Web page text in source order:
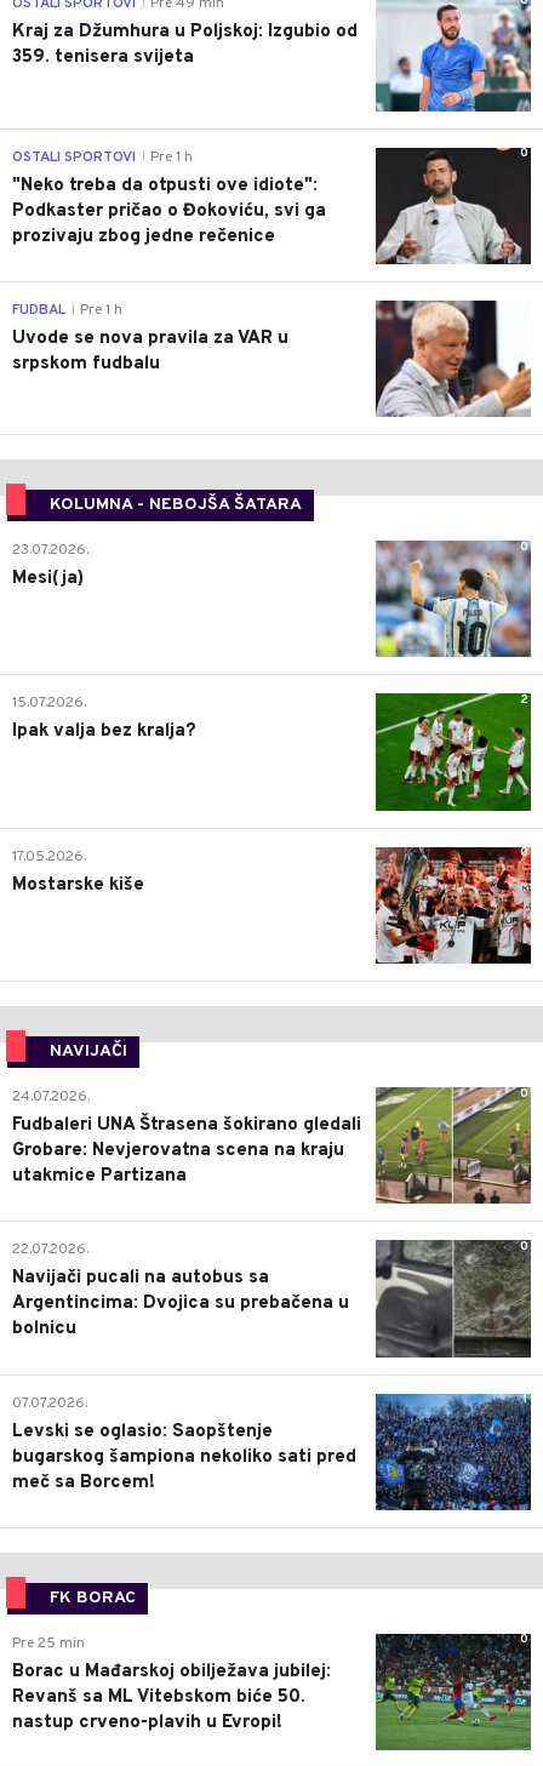
OSTALI SPORTOVI Pre 49 min
Kraj za Džumhura u Poljskoj: Izgubio od
359. tenisera svijeta
0
OSTALI SPORTOVI Pre 1 h
"Neko treba da otpusti ove idiote":
Podkaster pričao o Đokoviću, svi ga
prozivaju zbog jedne rečenice
FUDBAL Pre 1 h
Uvode se nova pravila za VAR u
srpskom fudbalu
KOLUMNA - NEBOJŠA ŠATARA
0
23.07.2026.
Mesi(ja)
2
15.07.2026.
Ipak valja bez kralja?
0
17.05.2026.
Mostarske kiše
NAVIJAČI
0
24.07.2026.
Fudbaleri UNA Štrasena šokirano gledali
Grobare: Nevjerovatna scena na kraju
utakmice Partizana
0
22.07.2026.
Navijači pucali na autobus sa
Argentincima: Dvojica su prebačena u
bolnicu
1
07.07.2026.
Levski se oglasio: Saopštenje
bugarskog šampiona nekoliko sati pred
meč sa Borcem!
FK BORAC
0
Pre 25 min
Borac u Mađarskoj obilježava jubilej:
Revanš sa ML Vitebskom biće 50.
nastup crveno-plavih u Evropi!